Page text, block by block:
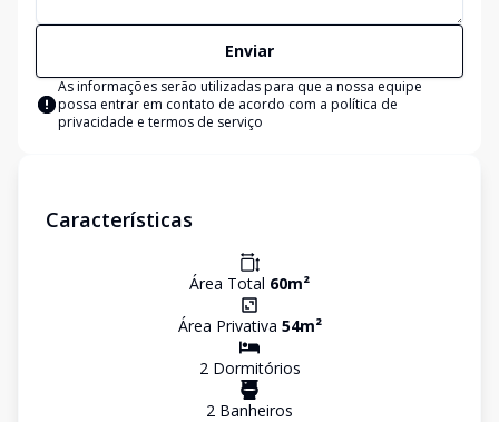
Enviar
As informações serão utilizadas para que a nossa equipe
possa entrar em contato de acordo com a política de
privacidade e termos de serviço
Características
Área Total 60m²
Área Privativa 54m²
2Dormitórios
2 Banheiros